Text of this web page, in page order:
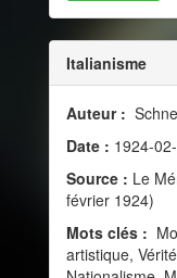
Italianisme
Auteur :
Date : 1924-
Source : Le
février 1924)
Mots clés :
artistique,